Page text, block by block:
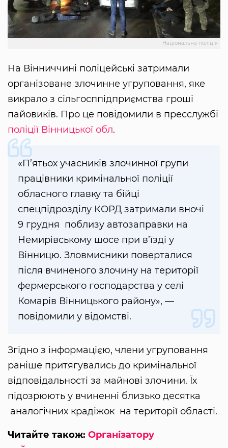
Національна поліція
На Вінниччині поліцейські затримали
організоване злочинне угруповання, яке
викрало з сільгосппідприємства гроші
пайовиків. Про це повідомили в пресслужбі
поліції Вінницької обл.
«П’ятьох учасників злочинної групи
працівники кримінальної поліції
обласного главку та бійці
спецпідрозділу КОРД затримали вночі
9 грудня поблизу автозаправки на
Немирівському шосе при в’їзді у
Вінницю. Зловмисники поверталися
після вчиненого злочину на території
фермерського господарства у селі
Комарів Вінницького району», —
повідомили у відомстві.
Згідно з інформацією, члени угруповання
раніше притягувались до кримінальної
відповідальності за майнові злочини. Їх
підозрюють у вчиненні близько десятка
аналогічних крадіжок на території області.
Читайте також: Організатору